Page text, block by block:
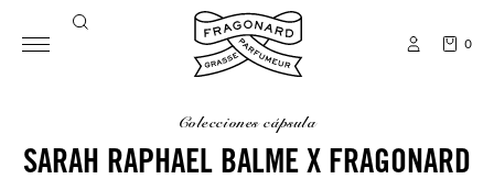
0
colecciones cápsula
SARAH RAPHAEL BALME X FRAGONARD